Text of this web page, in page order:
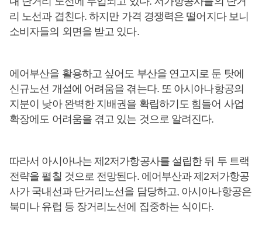
리 노선과 겹친다. 하지만 가격 경쟁력은 떨어지다 보니
소비자들의 외면을 받고 있다.
에어부산을 활용하고 싶어도 부산을 연고지로 둔 탓에
신규노선 개설에 어려움을 겪는다. 또 아시아나항공의
지분이 낮아 완벽한 지배권을 확립하기도 힘들어 사업
확장에도 어려움을 겪고 있는 것으로 알려진다.
따라서 아시아나는 제2저가항공사를 설립한 뒤 투 트랙
전략을 펼칠 것으로 전망된다. 에어부산과 제2저가항공
사가 국내선과 단거리노선을 담당하고, 아시아나항공은
북미나 유럽 등 장거리노선에 집중하는 식이다.